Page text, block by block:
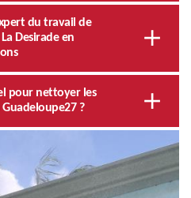
du travail de
Desirade en
pour nettoyer les
?